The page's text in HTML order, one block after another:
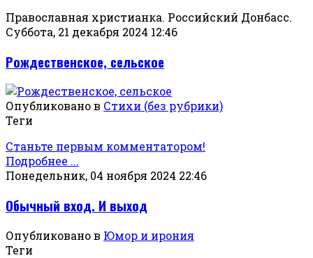
Православная христианка. Российский Донбасс.
Суббота, 21 декабря 2024 12:46
Рождественское, сельское
Опубликовано в Стихи (без рубрики)
Теги
Станьте первым комментатором!
Подробнее ...
Понедельник, 04 ноября 2024 22:46
Обычный вход. И выход
Опубликовано в Юмор и ирония
Теги